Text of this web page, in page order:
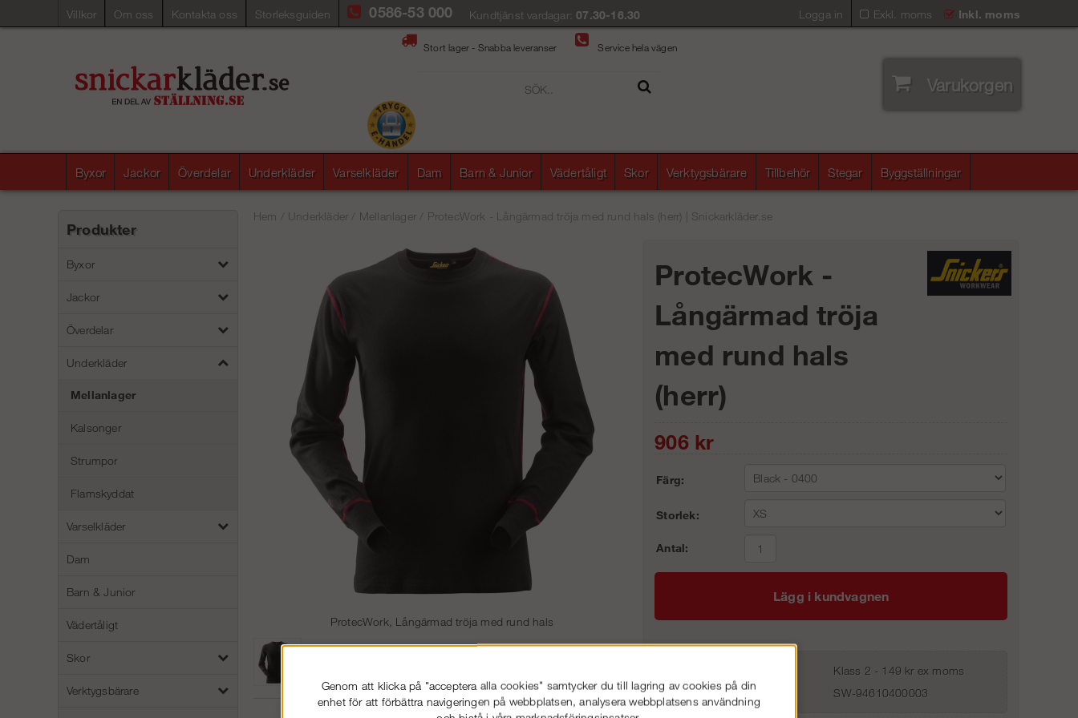
Villkor Om oss Kontakta oss Storleksguiden Exkl. moms Inkl. moms
0586-53 000 Kundtjänst vardagar:07.30-16.30 Logga in
Stort lager - Snabba leveranser Service hela vägen
Varukorgen
Byxor Jackor Överdelar Underkläder Varselkläder Dam Barn & Junior Vädertåligt Skor Verktygsbärare Tillbehör Stegar Byggställningar
Produkter
Byxor
Jackor
Överdelar
Underkläder
Mellanlager
Kalsonger
Strumpor
Flamskyddat
Varselkläder
Dam
Barn & Junior
Vädertåligt
Skor
Verktygsbärare
Hem Underkläder Mellanlager ProtecWork - Långärmad tröja med rund hals (herr) | Snickarkläder.se
ProtecWork, Långärmad tröja med rund hals
0586-53 000
Service hela vägen
ProtecWork -
Långärmad tröja
med rund hals
(herr)
906kr
Färg:
Storlek:
Antal:
Lägg i kundvagnen
Klass 2 - 149 kr ex moms
Artnr:
SW-94610400003
Genom att klicka på "acceptera alla cookies" samtycker du till lagring av cookies på din
enhet för att förbättra navigeringen på webbplatsen, analysera webbplatsens användning